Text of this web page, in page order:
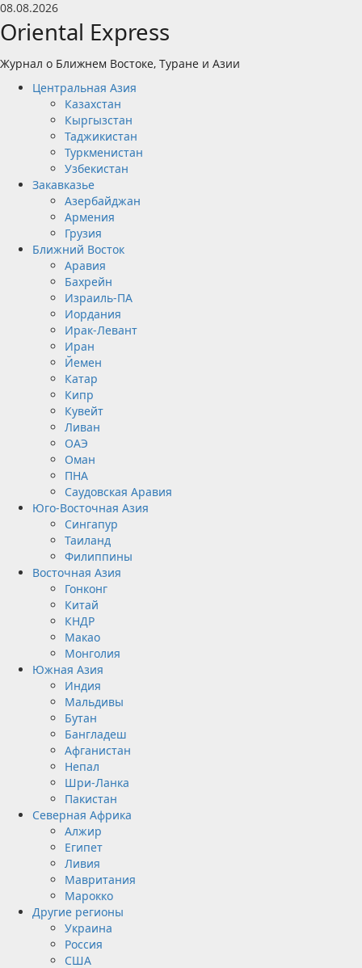
Перейти
к
содержимому
08.08.2026
Oriental Express
Журнал о Ближнем Востоке, Туране и Азии
ОсновноеЦентральная Азия
Казахстан
Кыргызстан
Таджикистан
Туркменистан
Узбекистан
Закавказье
Азербайджан
Армения
Грузия
Ближний Восток
Аравия
Бахрейн
Израиль-ПА
Иордания
Ирак-Левант
Иран
Йемен
Катар
Кипр
Кувейт
Ливан
ОАЭ
Оман
ПНА
Саудовская Аравия
Юго-Восточная Азия
Сингапур
Таиланд
Филиппины
Восточная Азия
Гонконг
Китай
КНДР
Макао
Монголия
Южная Азия
Индия
Мальдивы
Бутан
Бангладеш
Афганистан
Непал
Шри-Ланка
Пакистан
Северная Африка
Алжир
Египет
Ливия
Мавритания
Марокко
Другие регионы
Украина
Россия
США